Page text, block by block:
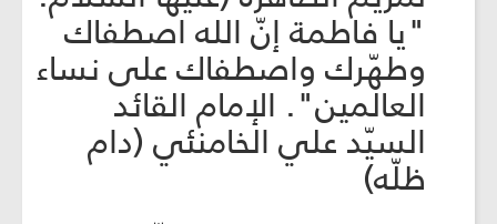
"يا فاطمة إنّ الله اصطفاك
وطهّرك واصطفاك على نساء
العالمين". الإمام القائد
السيّد علي الخامنئي (دام
ظلّه)